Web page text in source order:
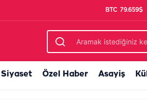
BTC 79.659$
Siyaset Özel Haber Asayiş
Gıda denetimlerinde temmuz ayı bilançosu: 107 bin denetim, 250 milyon...